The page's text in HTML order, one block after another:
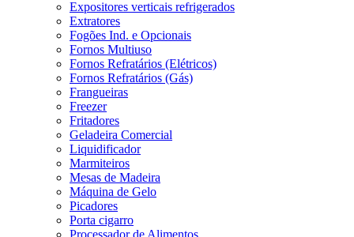
Expositores verticais refrigerados
Extratores
Fogões Ind. e Opcionais
Fornos Multiuso
Fornos Refratários (Elétricos)
Fornos Refratários (Gás)
Frangueiras
Freezer
Fritadores
Geladeira Comercial
Liquidificador
Marmiteiros
Mesas de Madeira
Máquina de Gelo
Picadores
Porta cigarro
Processador de Alimentos